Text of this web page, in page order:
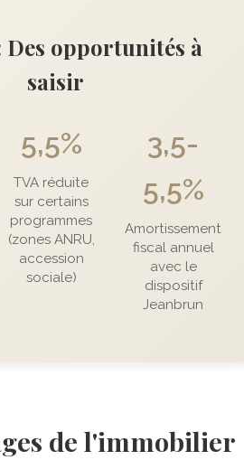
Des opportunités à
saisir
5,5%
TVA réduite
sur certains
programmes
(zones ANRU,
accession
sociale)
3,5-
5,5%
Amortissement
fiscal annuel
avec le
dispositif
Jeanbrun
de l'immobilier